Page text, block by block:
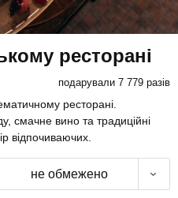
ресторані
подарували 7 779 разів
ресторані.
смачне вино та традиційні
відпочиваючих.
не обмежено